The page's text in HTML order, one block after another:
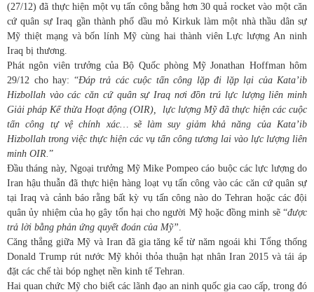
(27/12) đã thực hiện một vụ tấn công bằng hơn 30 quả rocket vào một căn
cứ quân sự Iraq gần thành phố dầu mỏ Kirkuk làm một nhà thầu dân sự
Mỹ thiệt mạng và bốn lính Mỹ cùng hai thành viên Lực lượng An ninh
Iraq bị thương.
Phát ngôn viên trưởng của Bộ Quốc phòng Mỹ Jonathan Hoffman hôm
29/12 cho hay: “Đáp trả các cuộc tấn công lặp đi lặp lại của Kata’ib
Hizbollah vào các căn cứ quân sự Iraq nơi đồn trú lực lượng liên minh
Giải pháp Kế thừa Hoạt động (OIR), lực lượng Mỹ đã thực hiện các cuộc
tấn công tự vệ chính xác… sẽ làm suy giảm khả năng của Kata’ib
Hizbollah trong việc thực hiện các vụ tấn công tương lai vào lực lượng liên
minh OIR. ”
Đầu tháng này, Ngoại trưởng Mỹ Mike Pompeo cáo buộc các lực lượng do
Iran hậu thuẫn đã thực hiện hàng loạt vụ tấn công vào các căn cứ quân sự
tại Iraq và cảnh báo rằng bất kỳ vụ tấn công nào do Tehran hoặc các đội
quân ủy nhiệm của họ gây tổn hại cho người Mỹ hoặc đồng minh sẽ “được
trả lời bằng phản ứng quyết đoán của Mỹ”
Căng thẳng giữa Mỹ và Iran đã gia tăng kể từ năm ngoái khi Tổng thống
Donald Trump rút nước Mỹ khỏi thỏa thuận hạt nhân Iran 2015 và tái áp
đặt các chế tài bóp nghẹt nền kinh tế Tehran.
Hai quan chức Mỹ cho biết các lãnh đạo an ninh quốc gia cao cấp, trong đó